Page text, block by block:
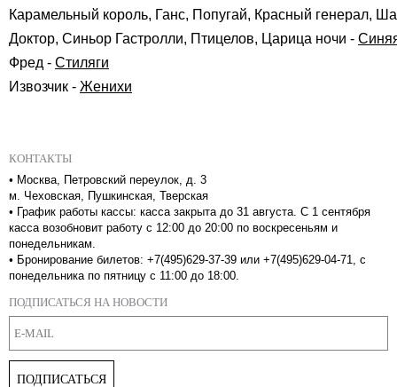
Карамельный король, Ганс, Попугай, Красный генерал,
Доктор, Синьор Гастролли, Птицелов, Царица ночи -
Фред - Стиляги
Извозчик - Женихи
КОНТАКТЫ
• Москва, Петровский переулок, д. 3
м. Чеховская, Пушкинская, Тверская
• График работы кассы: касса закрыта до 31 августа. С 1 сентября
касса возобновит работу с 12:00 до 20:00 по воскресеньям и
понедельникам.
• Бронирование билетов: +7(495)629-37-39 или +7(495)629-04-71, с
понедельника по пятницу с 11:00 до 18:00.
ПОДПИСАТЬСЯ НА НОВОСТИ
ПОДПИСАТЬСЯ